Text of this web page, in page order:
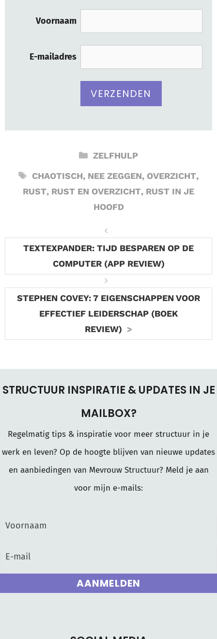
Voornaam
E-mailadres
CATEGORIEËN
ZELFHULP
TAGS
CHAOTISCH, NEE ZEGGEN, OVERZICHT,
RUST, RUST EN OVERZICHT, RUST IN JE
HOOFD
TEXTEXPANDER: TIJD BESPAREN OP DE
COMPUTER (APP REVIEW)
STEPHEN COVEY: 7 EIGENSCHAPPEN VOOR
EFFECTIEF LEIDERSCHAP (BOEK
REVIEW)
STRUCTUUR INSPIRATIE & UPDATES IN JE
MAILBOX?
Regelmatig tips & inspiratie voor meer structuur in je
werk en leven? Op de hoogte blijven van nieuwe updates
en aanbiedingen van Mevrouw Structuur? Meld je aan
voor mijn e-mails:
AANMELDEN